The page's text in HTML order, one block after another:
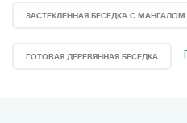
ЗАСТЕКЛЕННАЯ БЕСЕДКА С
ГОТОВАЯ ДЕРЕВЯННАЯ БЕСЕДКА